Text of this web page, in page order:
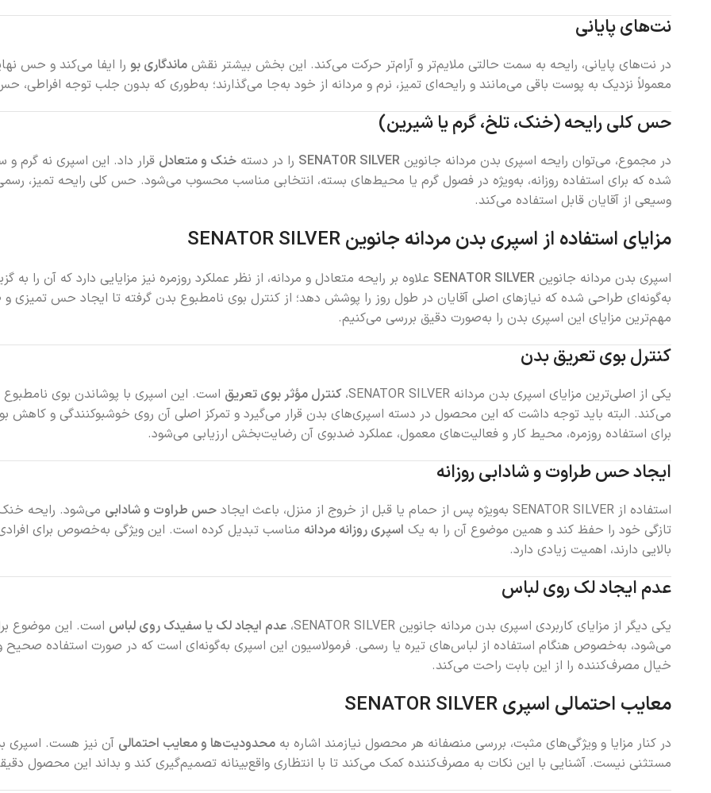
نت‌های پایانی
در نت‌های پایانی، رایحه به سمت حالتی ملایم‌تر و آرام‌تر حرکت می‌کند. این بخش بیشتر نقشماندگاری بو
معمولاً نزدیک به پوست باقی می‌مانند و رایحه‌ای تمیز، نرم و مردانه از خود به‌جا می‌گذارند؛ به‌طوری که بدون جلب توجه
حس کلی رایحه (خنک، تلخ، گرم یا شیرین)
در مجموع، می‌توان رایحه اسپری بدن مردانه جانوینSENATOR SILVER را در دستهخنک و متعادل قرار داد. این اسپری نه گرم
شده که برای استفاده روزانه، به‌ویژه در فصول گرم یا محیط‌های بسته، انتخابی مناسب محسوب می‌شود. حس کلی رایحه تمیز،
وسیعی از آقایان قابل استفاده می‌کند.
مزایای استفاده از اسپری بدن مردانه جانوین SENATOR SILVER
اسپری بدن مردانه جانوینSENATOR SILVER علاوه بر رایحه متعادل و مردانه، از نظر عملکرد روزمره نیز مزایایی دارد که آن را
به‌گونه‌ای طراحی شده که نیازهای اصلی آقایان در طول روز را پوشش دهد؛ از کنترل بوی نامطبوع بدن گرفته تا ایجاد حس تمیزی
مهم‌ترین مزایای این اسپری بدن را به‌صورت دقیق بررسی می‌کنیم.
کنترل بوی تعریق بدن
یکی از اصلی‌ترین مزایای اسپری بدن مردانه SENATOR SILVER، کنترل مؤثر بوی تعریق است. این اسپری با پوشاندن بوی
می‌کند. البته باید توجه داشت که این محصول در دسته اسپری‌های بدن قرار می‌گیرد و تمرکز اصلی آن روی خوشبوکنندگی و کاهش
برای استفاده روزمره، محیط کار و فعالیت‌های معمول، عملکرد ضدبوی آن رضایت‌بخش ارزیابی می‌شود.
ایجاد حس طراوت و شادابی روزانه
استفاده از SENATOR SILVER به‌ویژه پس از حمام یا قبل از خروج از منزل، باعث ایجاد حس طراوت و شادابی می‌شود. رایحه
تازگی خود را حفظ کند و همین موضوع آن را به یک اسپری روزانه مردانه مناسب تبدیل کرده است. این ویژگی به‌خصوص برای افرادی
بالایی دارند، اهمیت زیادی دارد.
عدم ایجاد لک روی لباس
یکی دیگر از مزایای کاربردی اسپری بدن مردانه جانوین SENATOR SILVER، عدم ایجاد لک یا سفیدک روی لباس است. این موضوع
می‌شود، به‌خصوص هنگام استفاده از لباس‌های تیره یا رسمی. فرمولاسیون این اسپری به‌گونه‌ای است که در صورت استفاده صحیح و
خیال مصرف‌کننده را از این بابت راحت می‌کند.
معایب احتمالی اسپری SENATOR SILVER
در کنار مزایا و ویژگی‌های مثبت، بررسی منصفانه هر محصول نیازمند اشاره بهمحدودیت‌ها و معایب احتمالی آن نیز هست. اسپری
مستثنی نیست. آشنایی با این نکات به مصرف‌کننده کمک می‌کند تا با انتظاری واقع‌بینانه تصمیم‌گیری کند و بداند این محصول